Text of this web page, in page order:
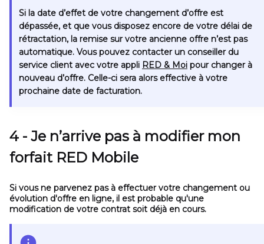
Si la date d’effet de votre changement d’offre est
dépassée, et que vous disposez encore de votre délai de
rétractation, la remise sur votre ancienne offre n’est pas
automatique. Vous pouvez contacter un conseiller du
service client avec votre appli RED & Moi pour changer à
nouveau d’offre. Celle-ci sera alors effective à votre
prochaine date de facturation.
4 - Je n’arrive pas à modifier mon
forfait RED Mobile
Si vous ne parvenez pas à effectuer votre changement ou
évolution d'offre en ligne, il est probable qu'une
modification de votre contrat soit déjà en cours.